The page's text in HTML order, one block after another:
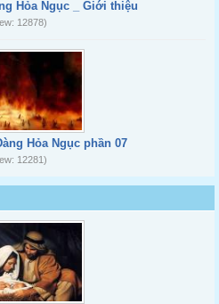
Hỏa Ngục _ Giới thiệu
12878)
Hỏa Ngục phần 07
12281)